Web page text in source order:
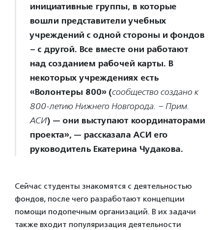
инициативные группы, в которые
вошли представители учебных
учреждений с одной стороны и фондов
– с другой. Все вместе они работают
над созданием рабочей карты. В
некоторых учреждениях есть
«Волонтеры 800» (сообщество создано к
800-летию Нижнего Новгорода. – Прим.
АСИ) — они выступают координаторами
проекта», — рассказала АСИ его
руководитель Екатерина Чудакова.
Сейчас студенты знакомятся с деятельностью
фондов, после чего разработают концепции
помощи подопечным организаций. В их задачи
также входит популяризация деятельности